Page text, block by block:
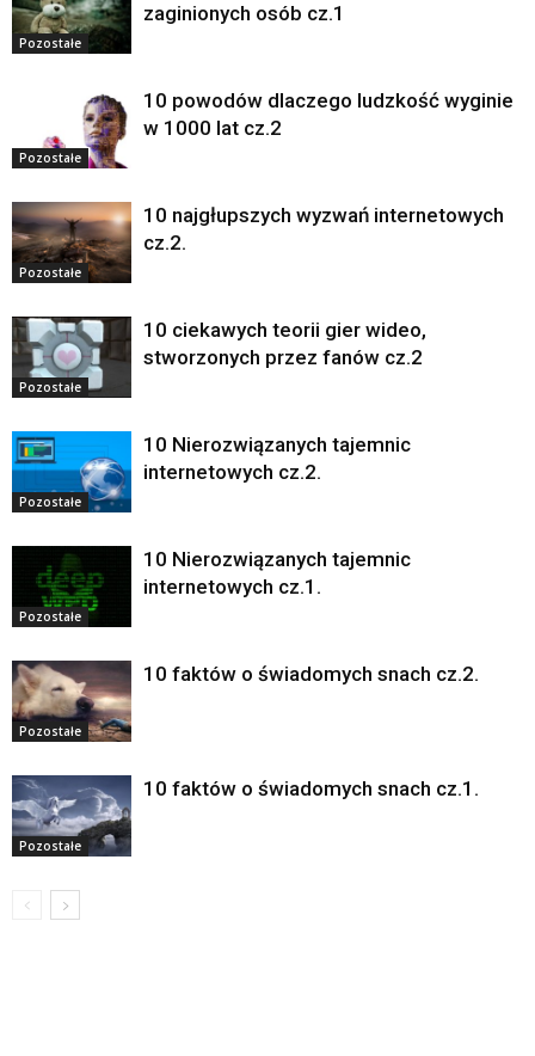
Pozostałe
zaginionych osób cz.1
Pozostałe
10 powodów dlaczego ludzkość wyginie
w 1000 lat cz.2
Pozostałe
10 najgłupszych wyzwań internetowych
cz.2.
Pozostałe
10 ciekawych teorii gier wideo,
stworzonych przez fanów cz.2
Pozostałe
10 Nierozwiązanych tajemnic
internetowych cz.2.
Pozostałe
10 Nierozwiązanych tajemnic
internetowych cz.1.
Pozostałe
10 faktów o świadomych snach cz.2.
Pozostałe
10 faktów o świadomych snach cz.1.